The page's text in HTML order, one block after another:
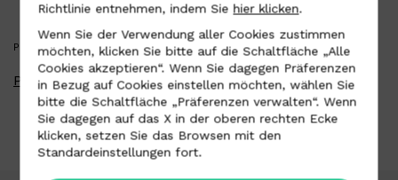
PRESS KIT
Presse-Kit herunterladen
Richtlinie entnehmen, indem Sie hier klicken.
Wenn Sie der Verwendung aller Cookies zustimmen
möchten, klicken Sie bitte auf die Schaltfläche „Alle
Cookies akzeptieren“. Wenn Sie dagegen Präferenzen
in Bezug auf Cookies einstellen möchten, wählen Sie
bitte die Schaltfläche „Präferenzen verwalten“. Wenn
Sie dagegen auf das X in der oberen rechten Ecke
klicken, setzen Sie das Browsen mit den
Standardeinstellungen fort.